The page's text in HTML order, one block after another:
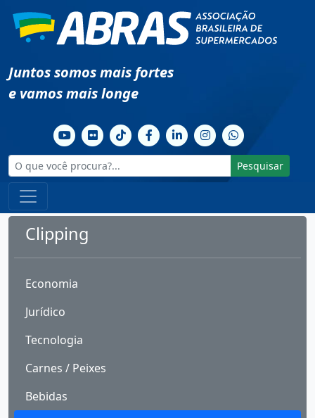
Juntos somos mais fortes
e vamos mais longe
Pesquisar
Clipping
Economia
Jurídico
Tecnologia
Carnes / Peixes
Bebidas